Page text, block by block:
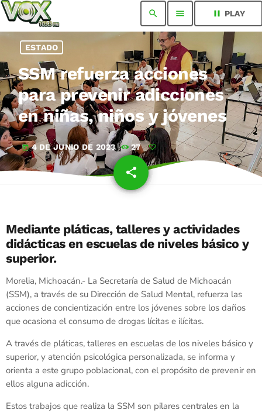
search menu pause PLAY
ESTADO
SSM refuerza acciones
para prevenir adicciones
en niñas, niños y jóvenes
today 4 DE JUNIO DE 2023 27
share
email
Mediante pláticas, talleres y actividades
didácticas en escuelas de niveles básico y
superior.
Morelia, Michoacán.- La Secretaría de Salud de Michoacán
(SSM), a través de su Dirección de Salud Mental, refuerza las
acciones de concientización entre los jóvenes sobre los daños
que ocasiona el consumo de drogas lícitas e ilícitas.
A través de pláticas, talleres en escuelas de los niveles básico y
superior, y atención psicológica personalizada, se informa y
orienta a este grupo poblacional, con el propósito de prevenir en
ellos alguna adicción.
Estos trabajos que realiza la SSM son pilares centrales en la